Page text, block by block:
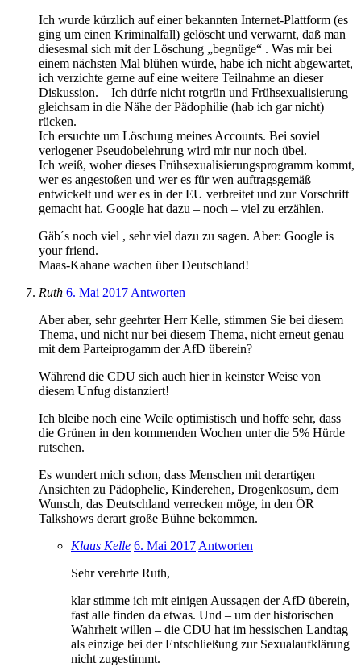
Ich wurde kürzlich auf einer bekannten Internet-Plattform (es
ging um einen Kriminalfall) gelöscht und verwarnt, daß man
diesesmal sich mit der Löschung „begnüge“ . Was mir bei
einem nächsten Mal blühen würde, habe ich nicht abgewartet,
ich verzichte gerne auf eine weitere Teilnahme an dieser
Diskussion. – Ich dürfe nicht rotgrün und Frühsexualisierung
gleichsam in die Nähe der Pädophilie (hab ich gar nicht)
rücken.
Ich ersuchte um Löschung meines Accounts. Bei soviel
verlogener Pseudobelehrung wird mir nur noch übel.
Ich weiß, woher dieses Frühsexualisierungsprogramm kommt,
wer es angestoßen und wer es für wen auftragsgemäß
entwickelt und wer es in der EU verbreitet und zur Vorschrift
gemacht hat. Google hat dazu – noch – viel zu erzählen.
Gäb´s noch viel , sehr viel dazu zu sagen. Aber: Google is
your friend.
Maas-Kahane wachen über Deutschland!
Ruth 6. Mai 2017 Antworten
Aber aber, sehr geehrter Herr Kelle, stimmen Sie bei diesem
Thema, und nicht nur bei diesem Thema, nicht erneut genau
mit dem Parteiprogamm der AfD überein?
Während die CDU sich auch hier in keinster Weise von
diesem Unfug distanziert!
Ich bleibe noch eine Weile optimistisch und hoffe sehr, dass
die Grünen in den kommenden Wochen unter die 5% Hürde
rutschen.
Es wundert mich schon, dass Menschen mit derartigen
Ansichten zu Pädophelie, Kinderehen, Drogenkosum, dem
Wunsch, das Deutschland verrecken möge, in den ÖR
Talkshows derart große Bühne bekommen.
Klaus Kelle 6. Mai 2017 Antworten
Sehr verehrte Ruth,
klar stimme ich mit einigen Aussagen der AfD überein,
fast alle finden da etwas. Und – um der historischen
Wahrheit willen – die CDU hat im hessischen Landtag
als einzige bei der Entschließung zur Sexualaufklärung
nicht zugestimmt.